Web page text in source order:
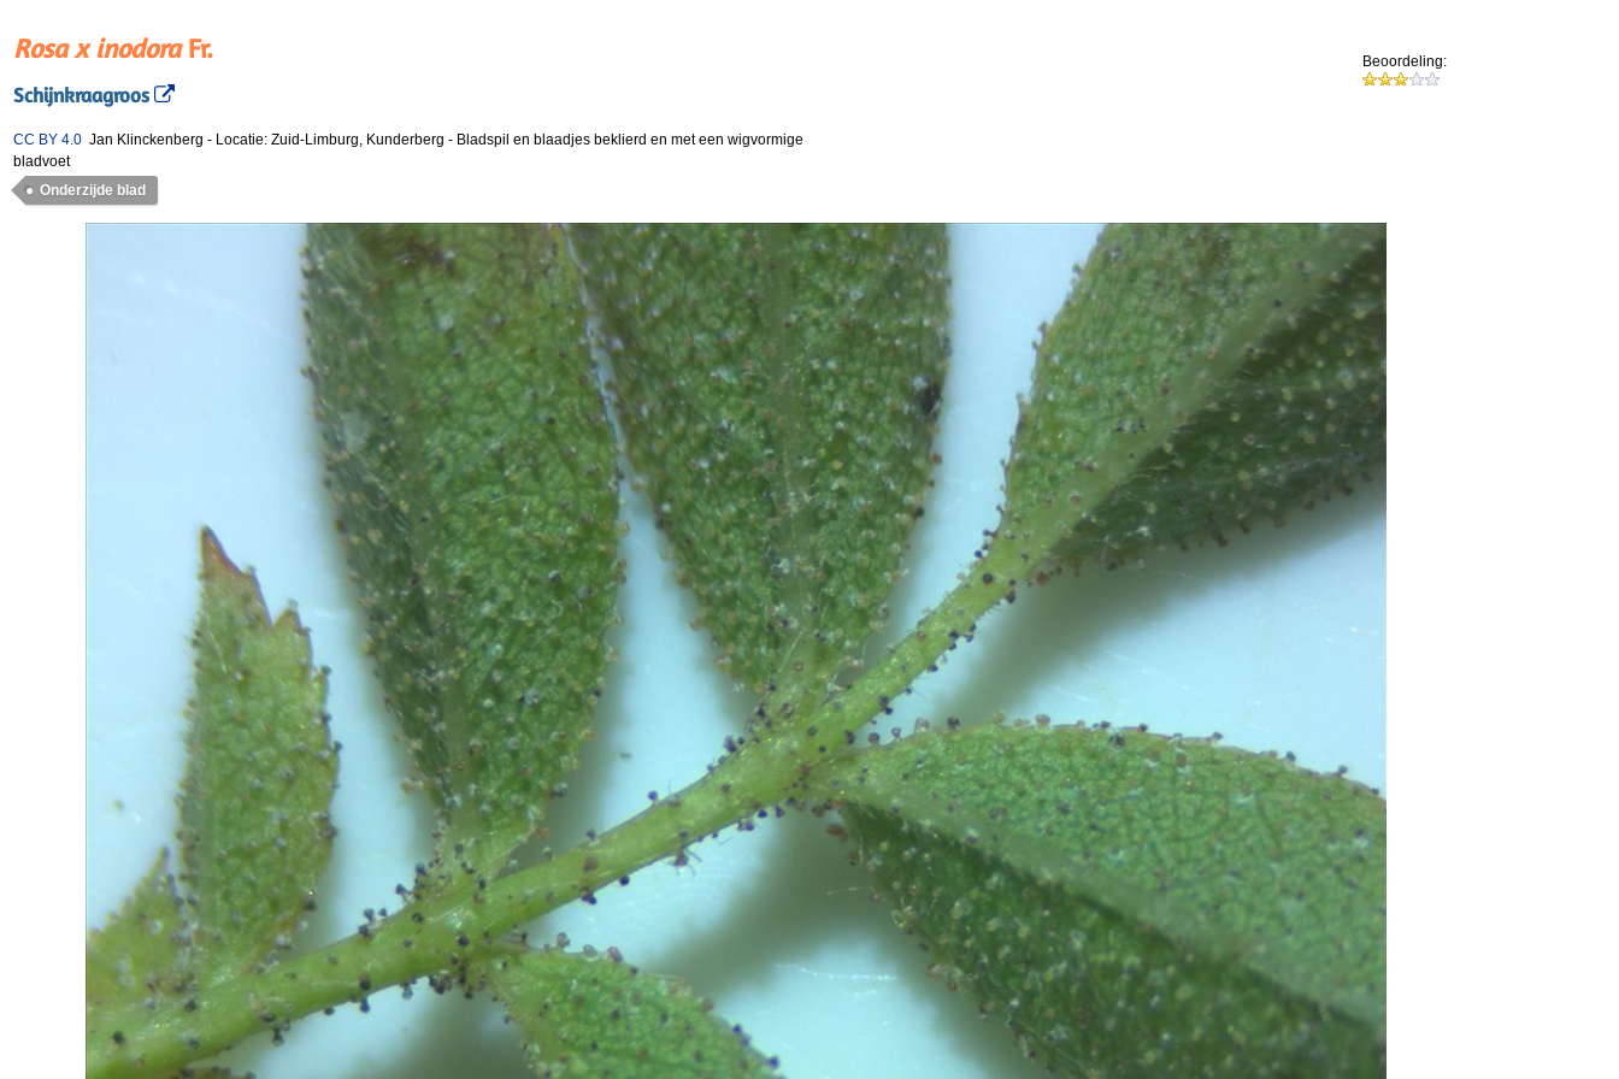
Rosa x inodoraFr.
Schijnkraagroos
Beoordeling:
CC BY 4.0 Jan Klinckenberg - Locatie: Zuid-Limburg, Kunderberg - Bladspil en blaadjes beklierd en met een wigvormige
bladvoet
Onderzijde blad